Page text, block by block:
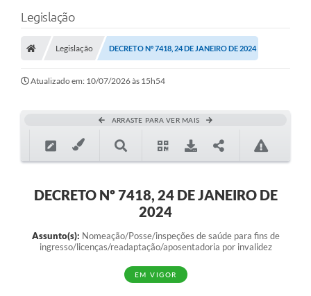
Legislação
Legislação DECRETO Nº 7418, 24 DE JANEIRO DE 2024
Atualizado em: 10/07/2026 às 15h54
ARRASTE PARA VER MAIS
DECRETO Nº 7418, 24 DE JANEIRO DE
2024
Assunto(s): Nomeação/Posse/inspeções de saúde para fins de
ingresso/licenças/readaptação/aposentadoria por invalidez
EM VIGOR